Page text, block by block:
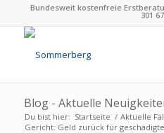
Bundesweit kostenfreie
301
Blog - Aktuelle
Du bist hier: Startseite / Aktuelle
Gericht: Geld zurück für